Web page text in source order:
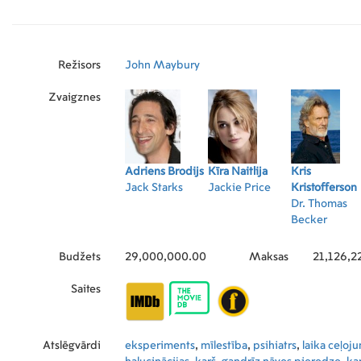
dienām viņu gaida nāve. Abi kopā viņi meklē
Kris Kristofferson, Jennifer Jason Leigh,
Lynch u.c. Angļu ar subtitriem latviešu un
Režisors John Maybury
Zvaigznes
Adriens Brodijs
Jack Starks
Kīra Naitlija
Jackie Price
Kris
Kristofferson
Dr. Thomas
Becker
Budžets 29,000,000.00 Maksas
Saites
Atslēgvārdi eksperiments, mīlestība, psihiatrs, laika